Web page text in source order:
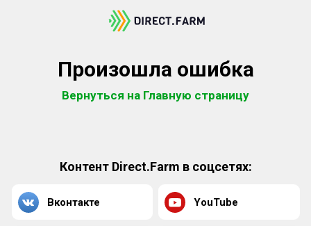
Произошла ошибка
Вернуться на Главную страницу
Контент Direct.Farm в соцсетях:
Вконтакте YouTube